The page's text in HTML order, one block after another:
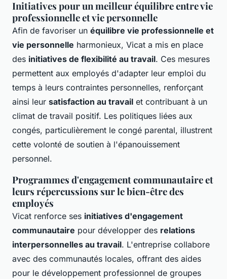
Initiatives pour un meilleur équilibre entre vie
professionnelle et vie personnelle
Afin de favoriser un équilibre vie professionnelle et
vie personnelle harmonieux, Vicat a mis en place
des initiatives de flexibilité au travail. Ces mesures
permettent aux employés d'adapter leur emploi du
temps à leurs contraintes personnelles, renforçant
ainsi leur satisfaction au travail et contribuant à un
climat de travail positif. Les politiques liées aux
congés, particulièrement le congé parental, illustrent
cette volonté de soutien à l'épanouissement
personnel.
Programmes d'engagement communautaire et
leurs répercussions sur le bien-être des
employés
Vicat renforce ses initiatives d'engagement
communautaire pour développer des relations
interpersonnelles au travail. L'entreprise collabore
avec des communautés locales, offrant des aides
pour le développement professionnel de groupes